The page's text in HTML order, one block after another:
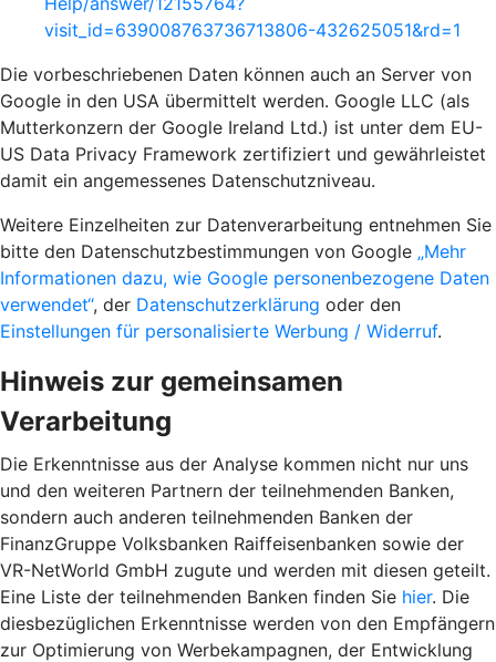
visit_id=639008763736713806-432625051&rd=1
Die vorbeschriebenen Daten können auch an Server von
Google in den USA übermittelt werden. Google LLC (als
Mutterkonzern der Google Ireland Ltd.) ist unter dem EU-
US Data Privacy Framework zertifiziert und gewährleistet
damit ein angemessenes Datenschutzniveau.
Weitere Einzelheiten zur Datenverarbeitung entnehmen Sie
bitte den Datenschutzbestimmungen von Google „Mehr
Informationen dazu, wie Google personenbezogene Daten
verwendet“, der Datenschutzerklärung oder den
Einstellungen für personalisierte Werbung / Widerruf.
Hinweis zur gemeinsamen
Verarbeitung
Die Erkenntnisse aus der Analyse kommen nicht nur uns
und den weiteren Partnern der teilnehmenden Banken,
sondern auch anderen teilnehmenden Banken der
FinanzGruppe Volksbanken Raiffeisenbanken sowie der
VR-NetWorld GmbH zugute und werden mit diesen geteilt.
Eine Liste der teilnehmenden Banken finden Sie hier. Die
diesbezüglichen Erkenntnisse werden von den Empfängern
zur Optimierung von Werbekampagnen, der Entwicklung